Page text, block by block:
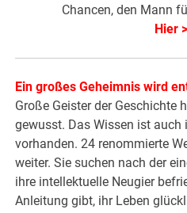
Chancen, den Mann
Hier
Ein großes Geheimnis wird
Große Geister der Geschichte
gewusst. Das Wissen ist auch
vorhanden. 24 renommierte
weiter. Sie suchen nach der
ihre intellektuelle Neugier
Anleitung gibt, ihr Leben